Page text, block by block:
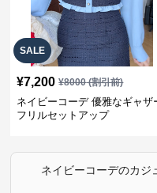
SALE
¥7,200 ¥8000(割引前)
ネイビーコーデ 優雅なギャザ
フリルセットアップ
ネイビーコーデのカジ